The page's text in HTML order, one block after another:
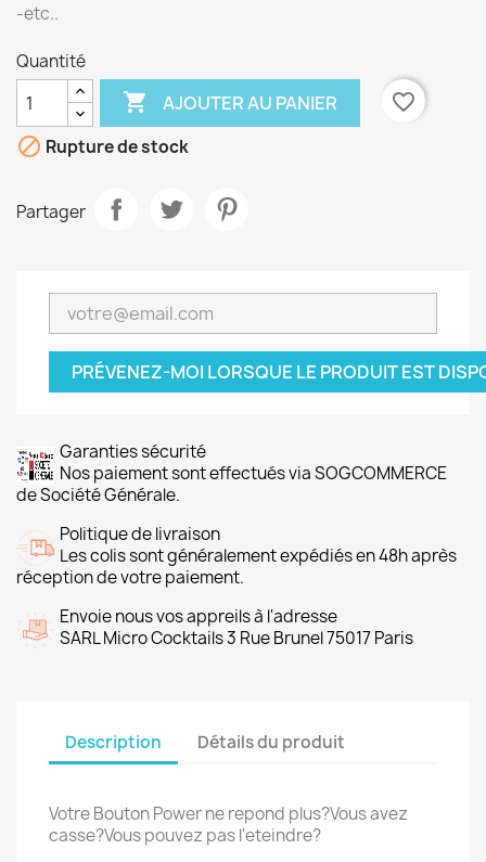
-etc..
Quantité
 AJOUTER AU PANIER
favorite_border
 Rupture de stock
Partager
PRÉVENEZ-MOI LORSQUE LE PRODUIT EST
Garanties sécurité
Nos paiement sont effectués via SOGCOMMERCE
de Société Générale.
Politique de livraison
Les colis sont généralement expédiés en 48h après
réception de votre paiement.
Envoie nous vos appreils à l'adresse
SARL Micro Cocktails 3 Rue Brunel 75017 Paris
Description Détails du produit
Votre Bouton Power ne repond plus?Vous avez
casse?Vous pouvez pas l'eteindre?